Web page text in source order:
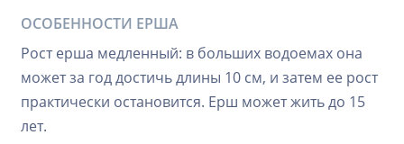
ОСОБЕННОСТИ ЕРША
Рост ерша медленный: в больших водоемах она
может за год достичь длины 10 см, и затем ее рост
практически остановится. Ерш может жить до 15
лет.